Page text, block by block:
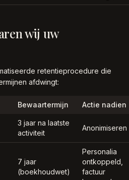
wij uw
retentieprocedure die
afdwingt:
Bewaartermijn Actie nadien
3 jaar na laatste
activiteit
Anonimiseren
7 jaar
(boekhoudwet)
Personalia
ontkoppeld,
factuur